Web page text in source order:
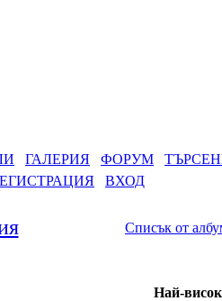
ГАЛЕРИЯ ФОРУМ
ВХОД
Списък от
Най-